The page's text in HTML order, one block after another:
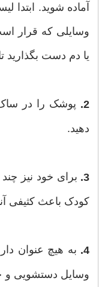
آماده شوید. ابتدا
وسایلی که قرار
یا دم دست بگذارید
2. پوشک را در
دهید.
3. برای خود نیز
کودک باعث کثیفی
4. به هیچ عنوان
وسایل دستشویی و